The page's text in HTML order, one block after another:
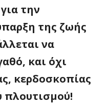
την
της ζωής
να
και όχι
κερδοσκοπίας
πλουτισμού!